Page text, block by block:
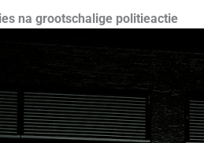
na grootschalige politieactie